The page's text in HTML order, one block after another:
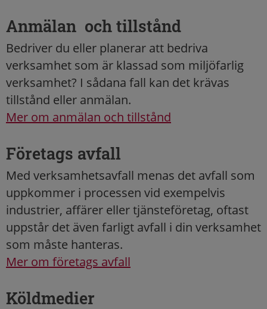
Anmälan och tillstånd
Bedriver du eller planerar att bedriva
verksamhet som är klassad som miljöfarlig
verksamhet? I sådana fall kan det krävas
tillstånd eller anmälan.
Mer om anmälan och tillstånd
Företags avfall
Med verksamhetsavfall menas det avfall som
uppkommer i processen vid exempelvis
industrier, affärer eller tjänsteföretag, oftast
uppstår det även farligt avfall i din verksamhet
som måste hanteras.
Mer om företags avfall
Köldmedier